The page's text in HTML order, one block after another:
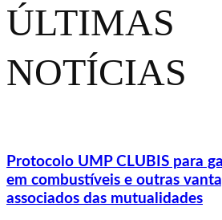
ÚLTIMAS
NOTÍCIAS
Protocolo UMP CLUBIS para
em combustíveis e outras
associados das mutualidades